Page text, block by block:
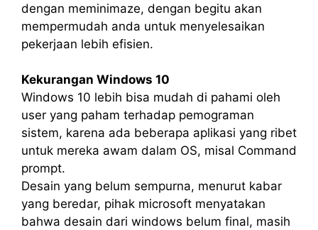
dengan meminimaze, dengan begitu akan
mempermudah anda untuk menyelesaikan
pekerjaan lebih efisien.
Kekurangan Windows 10
Windows 10 lebih bisa mudah di pahami oleh
user yang paham terhadap pemograman
sistem, karena ada beberapa aplikasi yang ribet
untuk mereka awam dalam OS, misal Command
prompt.
Desain yang belum sempurna, menurut kabar
yang beredar, pihak microsoft menyatakan
bahwa desain dari windows belum final, masih